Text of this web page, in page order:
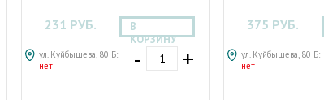
231 РУБ.
ул. Куйбышева, 80 Б:
нет
В
КОРЗИНУ
- +
375 РУБ.
ул. Куйбышева, 80 Б:
нет